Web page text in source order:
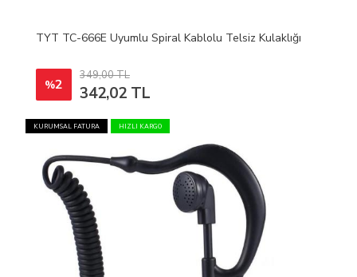
TYT TC-666E Uyumlu Spiral Kablolu Telsiz Kulaklığı
%2
349,00 TL
342,02 TL
KURUMSAL FATURA HIZLI KARGO